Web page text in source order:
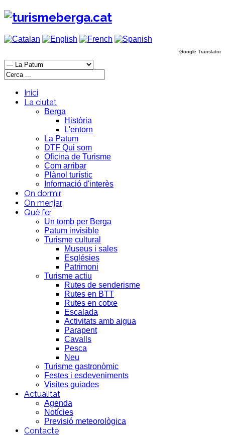
Google Translator
Inici
La ciutat
Berga
Història
L'entorn
La Patum
DTF Qui som
Oficina de Turisme
Com arribar
Plànol turístic
Informació d'interès
On dormir
On menjar
Què fer
Un tomb per Berga
Patum invisible
Turisme cultural
Museus i sales
Esglésies
Patrimoni
Turisme actiu
Rutes de senderisme
Rutes en BTT
Rutes en cotxe
Escalada
Activitats amb aigua
Parapent
Cavalls
Pesca
Neu
Turisme gastronòmic
Festes i esdeveniments
Visites guiades
Actualitat
Agenda
Notícies
Previsió meteorològica
Contacte